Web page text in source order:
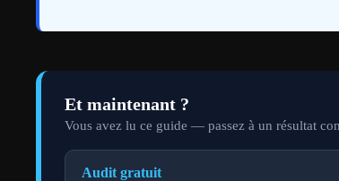
Et maintenant ?
Vous avez lu ce guide — passez à un résultat
Audit gratuit